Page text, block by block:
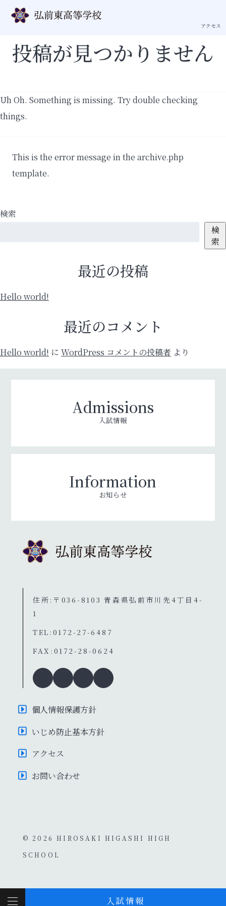
アクセス
入試情報
投稿が見つかりません
Uh Oh. Something is missing. Try double checking
things.
This is the error message in the archive.php
template.
検索
検
索
最近の投稿
Hello world!
最近のコメント
Hello world! に WordPress コメントの投稿者 より
Admissions
入試情報
Information
お知らせ
住所:〒036-8103 青森県弘前市川先4丁目4-
1
TEL:0172-27-6487
FAX:0172-28-0624
個人情報保護方針
いじめ防止基本方針
アクセス
お問い合わせ
© 2026 HIROSAKI HIGASHI HIGH
SCHOOL